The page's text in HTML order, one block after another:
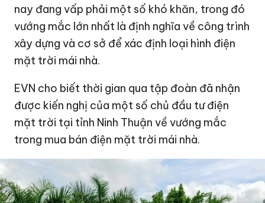
nay đang vấp phải một số khó khăn, trong đó
vướng mắc lớn nhất là định nghĩa về công trình
xây dựng và cơ sở để xác định loại hình điện
mặt trời mái nhà.
EVN cho biết thời gian qua tập đoàn đã nhận
được kiến nghị của một số chủ đầu tư điện
mặt trời tại tỉnh Ninh Thuận về vướng mắc
trong mua bán điện mặt trời mái nhà.